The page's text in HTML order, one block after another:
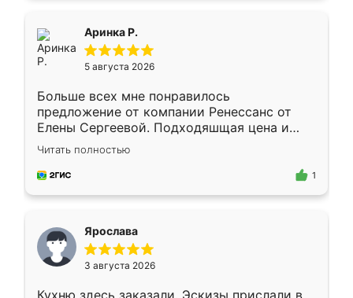
Аринка Р.
5 августа 2026
Больше всех мне понравилось
предложение от компании Ренессанс от
Елены Сергеевой. Подходяшщая цена и
короткие сроки изготовления. Приехавший
для замера сотрудник Владислав
предложил по моему эскизу самый
Читать полностью
1
Ярослава
3 августа 2026
Кухню здесь заказали. Эскизы прислали в